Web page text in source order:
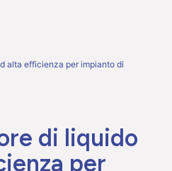
alta efficienza per impianto di
di liquido
per